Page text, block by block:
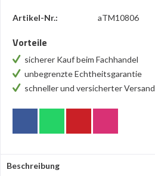
Artikel-Nr.: aTM10806
Vorteile
sicherer Kauf beim Fachhandel
unbegrenzte Echtheitsgarantie
schneller und versicherter Versand
Beschreibung